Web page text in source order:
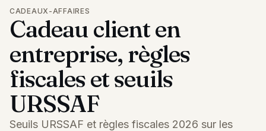
CADEAUX-AFFAIRES
Cadeau client en
entreprise, règles
fiscales et seuils
URSSAF
Seuils URSSAF et règles fiscales 2026 sur les